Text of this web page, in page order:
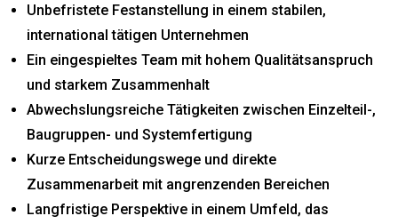
Unbefristete Festanstellung in einem stabilen,
international tätigen Unternehmen
Ein eingespieltes Team mit hohem Qualitätsanspruch
und starkem Zusammenhalt
Abwechslungsreiche Tätigkeiten zwischen Einzelteil-,
Baugruppen- und Systemfertigung
Kurze Entscheidungswege und direkte
Zusammenarbeit mit angrenzenden Bereichen
Langfristige Perspektive in einem Umfeld, das